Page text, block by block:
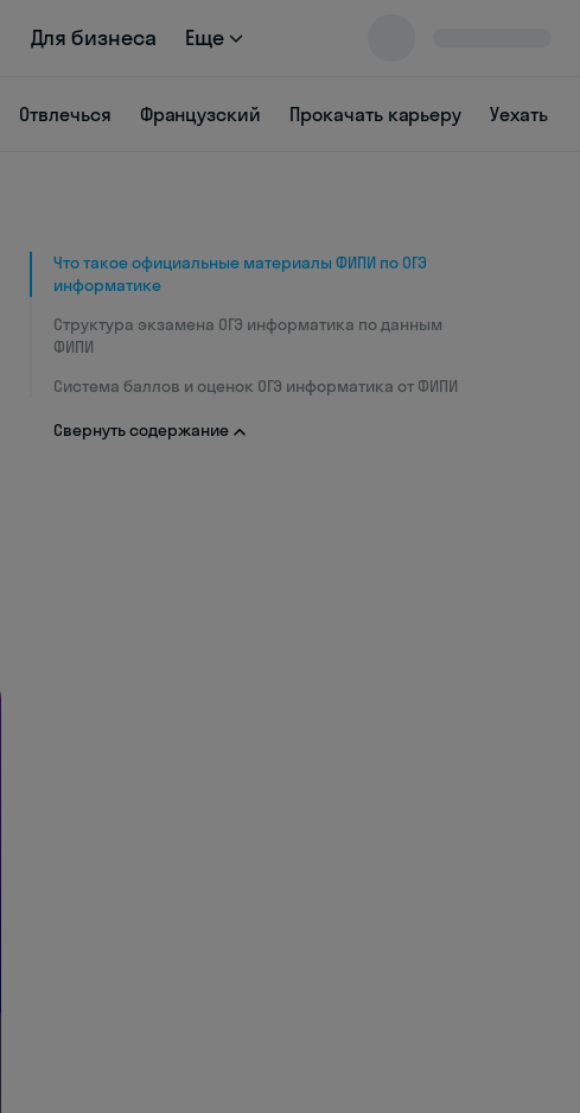
Для бизнеса Еще
Отвлечься Французский Прокачать карьеру Уехать
Что такое официальные материалы ФИПИ по ОГЭ
информатике
Структура экзамена ОГЭ информатика по данным
ФИПИ
Система баллов и оценок ОГЭ информатика от ФИПИ
Свернуть содержание